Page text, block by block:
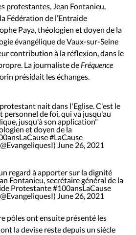
protestantes, Jean Fontanieu,
Fédération de l’Entraide
Paya, théologien et doyen de la
évangélique de Vaux-sur-Seine
contribution à la réflexion, dans le
La journaliste de Fréquence
présidait les échanges.
nait dans l'Eglise. C'est le
de foi, qui va jusqu'au
jusqu'à son application"
et doyen de la
#LaCause
June 26, 2021
regard à apporter sur la dignité
Fontanieu, secrétaire général de la
Protestante#100ansLaCause
June 26, 2021
pôles ont ensuite présenté les
la devise reste depuis un siècle